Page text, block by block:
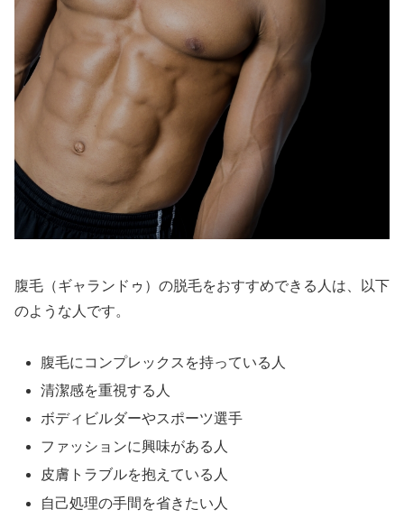
腹毛（ギャランドゥ）の脱毛をおすすめできる人は、以下
のような人です。
腹毛にコンプレックスを持っている人
清潔感を重視する人
ボディビルダーやスポーツ選手
ファッションに興味がある人
皮膚トラブルを抱えている人
自己処理の手間を省きたい人